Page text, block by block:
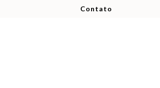
Contato